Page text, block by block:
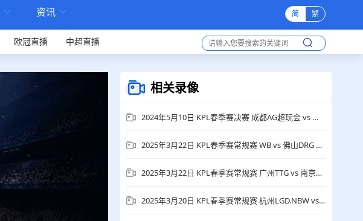
 资讯  简 繁
欧冠直播
中超直播
相关录像
2024年5月10日 KPL春季赛决赛 成都AG超玩会 vs 佛山DRG 全场录像回放
2025年3月22日 KPL春季赛常规赛 WB vs 佛山DRG 全场录像回放
2025年3月22日 KPL春季赛常规赛 广州TTG vs 南京Hero久竞 全场录像回放
2025年3月20日 KPL春季赛常规赛 杭州LGD.NBW vs 广州TTG 全场录像回放